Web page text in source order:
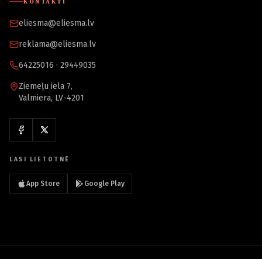
KONTAKTI
eliesma@eliesma.lv
reklama@eliesma.lv
64225016 · 29449035
Ziemeļu iela 7,
Valmiera, LV-4201
LASI LIETOTNĒ
App Store Google Play